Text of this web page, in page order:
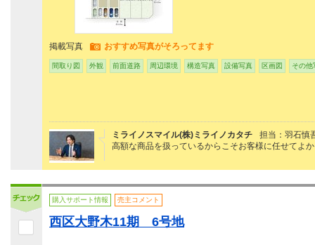
掲載写真 おすすめ写真がそろってます
間取り図 外観 前面道路 周辺環境 構造写真 設備写真 区画図 その他
ミライノスマイル(株)ミライノカタチ
担当：羽石慎
高額な商品を扱っているからこそお客様に任せてよ
購入サポート情報 売主コメント
西区大野木11期 6号地